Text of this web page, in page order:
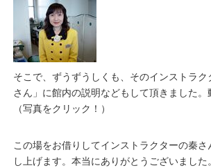
そこで、ずうずうしくも、そのインストラク
さん」に館内の説明などもして頂きました。
（写真をクリック！）
この場をお借りしてインストラクターの秦さ
し上げます。本当にありがとうございました